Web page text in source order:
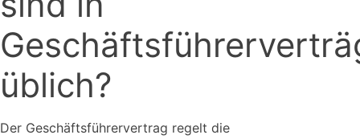
üblich?
Der Geschäftsführervertrag regelt die